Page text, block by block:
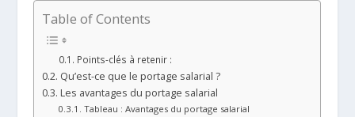
Table of Contents
Points-clés à retenir :
Qu’est-ce que le portage salarial ?
Les avantages du portage salarial
Tableau : Avantages du portage salarial